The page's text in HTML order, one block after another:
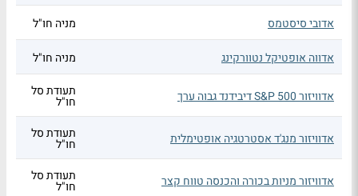
אדובי סיסטמס
מניה חו"ל
אדווה אופטיקל נטוורקינג מניה חו"ל
אדוויזור S&P 500 דיבידנד גבוה ערך תעודת סל
חו"ל
אדוויזור מנג'ד אסטרטגיה אופטימלית תעודת סל
חו"ל
אדוויזור מניות בכורה והכנסה טווח קצר תעודת סל
חו"ל